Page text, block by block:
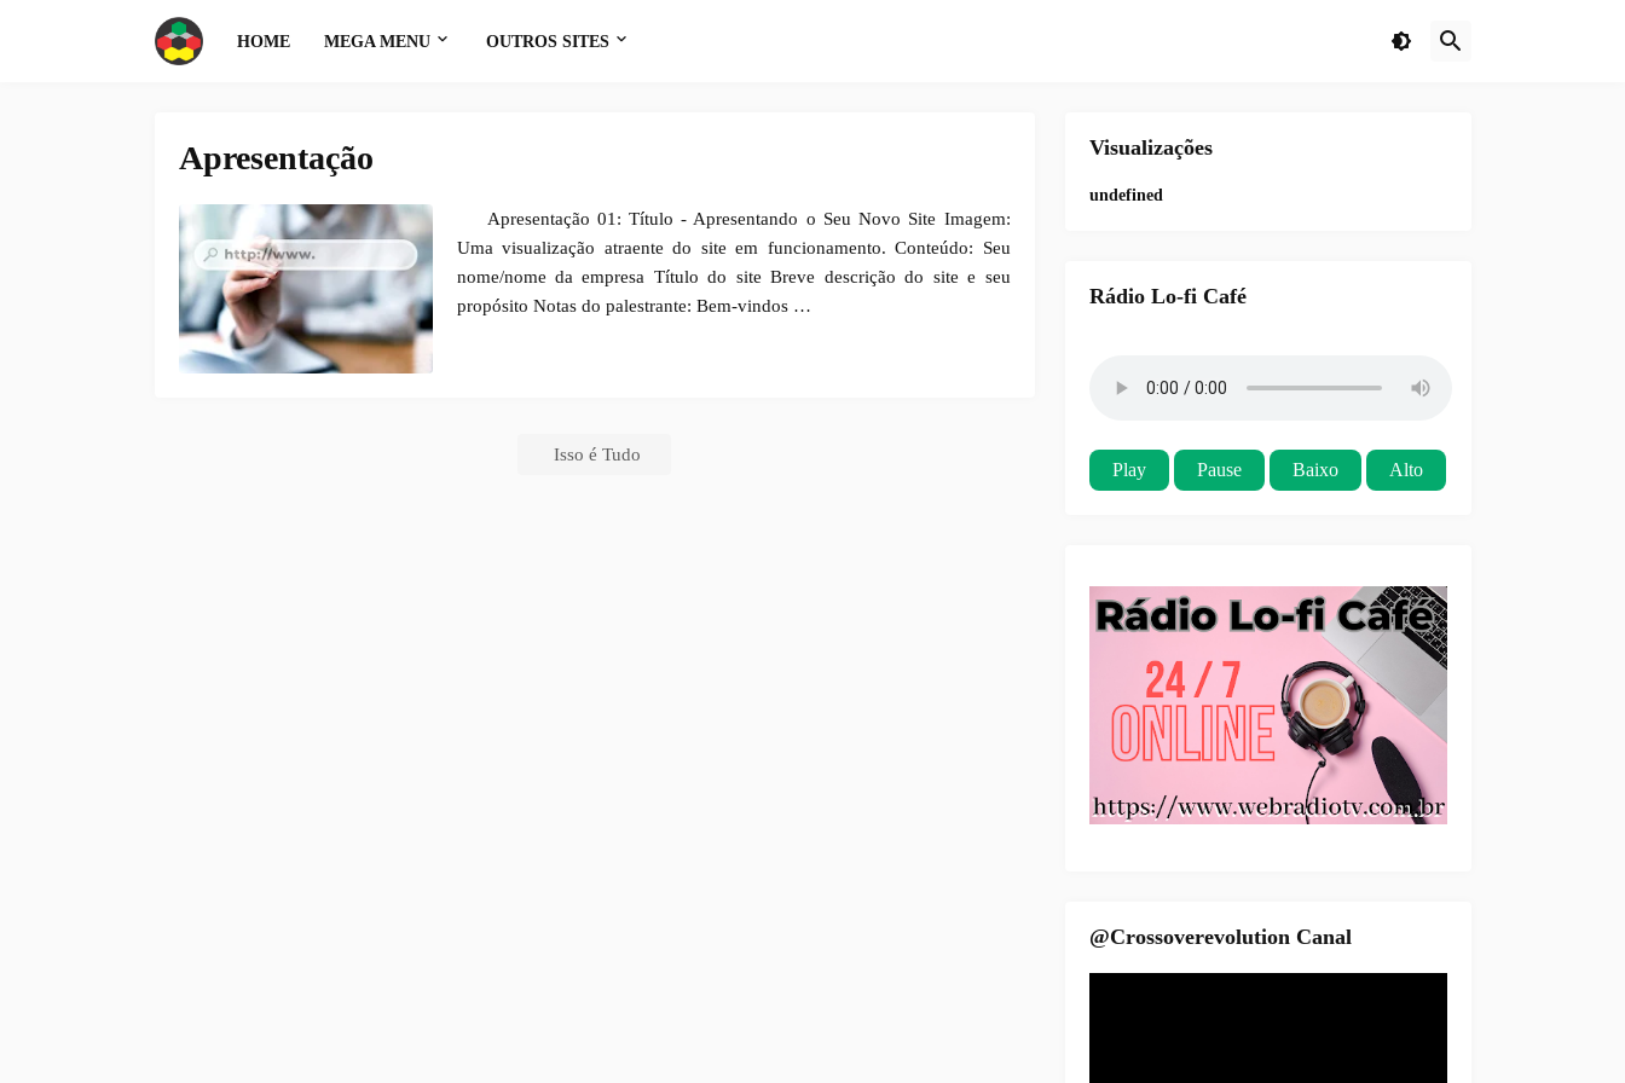
HOME MEGA MENU OUTROS SITES
Apresentação
Apresentação 01: Título - Apresentando o Seu Novo Site Imagem:
Uma visualização atraente do site em funcionamento. Conteúdo: Seu
nome/nome da empresa Título do site Breve descrição do site e seu
propósito Notas do palestrante: Bem-vindos …
Isso é Tudo
Visualizações
undefined
Rádio Lo-fi Café
Play Pause Baixo Alto
@Crossoverevolution Canal